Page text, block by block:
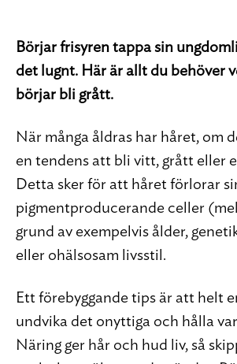
Börjar frisyren tappa sin
det lugnt. Här är allt du behöver
börjar bli grått.
När många åldras har håret, om
en tendens att bli vitt, grått eller
Detta sker för att håret förlorar
pigmentproducerande celler
grund av exempelvis ålder,
eller ohälsosam livsstil.
Ett förebyggande tips är att helt
undvika det onyttiga och hålla
Näring ger hår och hud liv, så